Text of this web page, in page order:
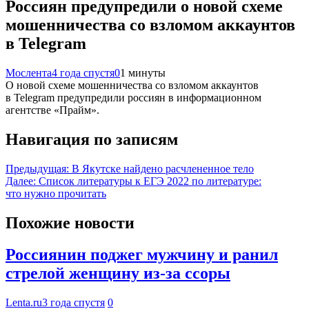
Россиян предупредили о новой схеме
мошенничества со взломом аккаунтов
в Telegram
Мослента4 года спустя01 минуты
О новой схеме мошенничества со взломом аккаунтов
в Telegram предупредили россиян в информационном
агентстве «Прайм».
Навигация по записям
Предыдущая: В Якутске найдено расчлененное тело
Далее: Список литературы к ЕГЭ 2022 по литературе:
что нужно прочитать
Похожие новости
Россиянин поджег мужчину и ранил
стрелой женщину из-за ссоры
Lenta.ru3 года спустя 0